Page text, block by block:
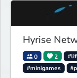
Hyrise
0 2
#minigames